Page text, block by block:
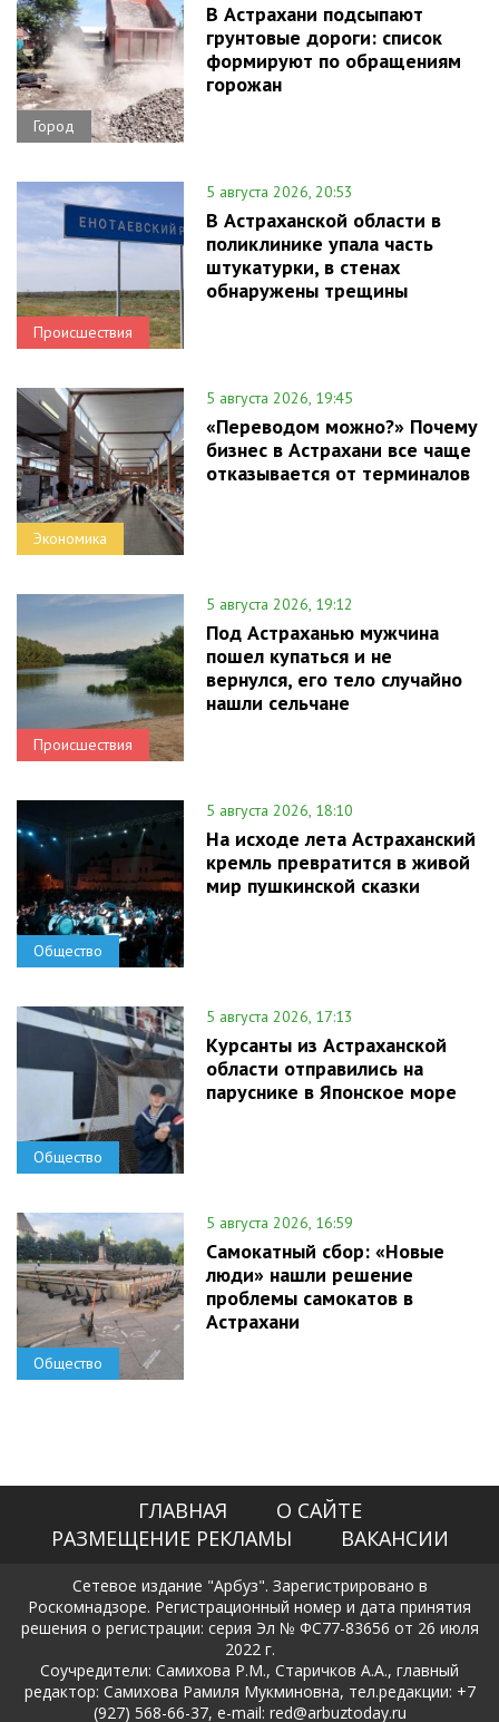
Город
В Астрахани подсыпают
грунтовые дороги: список
формируют по обращениям
горожан
Происшествия
5 августа 2026, 20:53
В Астраханской области в
поликлинике упала часть
штукатурки, в стенах
обнаружены трещины
Экономика
5 августа 2026, 19:45
«Переводом можно?» Почему
бизнес в Астрахани все чаще
отказывается от терминалов
Происшествия
5 августа 2026, 19:12
Под Астраханью мужчина
пошел купаться и не
вернулся, его тело случайно
нашли сельчане
Общество
5 августа 2026, 18:10
На исходе лета Астраханский
кремль превратится в живой
мир пушкинской сказки
Общество
5 августа 2026, 17:13
Курсанты из Астраханской
области отправились на
паруснике в Японское море
Общество
5 августа 2026, 16:59
Самокатный сбор: «Новые
люди» нашли решение
проблемы самокатов в
Астрахани
ГЛАВНАЯ
О САЙТЕ
РАЗМЕЩЕНИЕ РЕКЛАМЫ
ВАКАНСИИ
Сетевое издание "Арбуз". Зарегистрировано в
Роскомнадзоре. Регистрационный номер и дата принятия
решения о регистрации: серия Эл № ФС77-83656 от 26 июля
2022 г.
Соучредители: Самихова Р.М., Старичков А.А., главный
редактор: Самихова Рамиля Мукминовна, тел.редакции: +7
(927) 568-66-37, e-mail: red@arbuztoday.ru